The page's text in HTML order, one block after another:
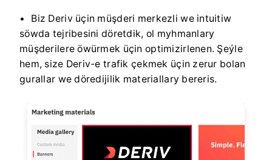
Biz Deriv üçin müşderi merkezli we intuitiw
söwda tejribesini döretdik, ol myhmanlary
müşderilere öwürmek üçin optimizirlenen. Şeýle
hem, size Deriv-e trafik çekmek üçin zerur bolan
gurallar we döredijilik materiallary bereris.